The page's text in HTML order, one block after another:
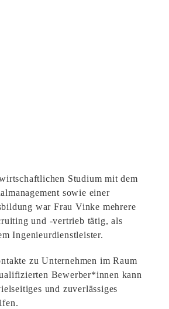
Studium mit dem
sowie einer
war Frau Vinke mehrere
und -vertrieb tätig, als
Ingenieurdienstleister.
zu Unternehmen im Raum
Bewerber*innen kann
und zuverlässiges